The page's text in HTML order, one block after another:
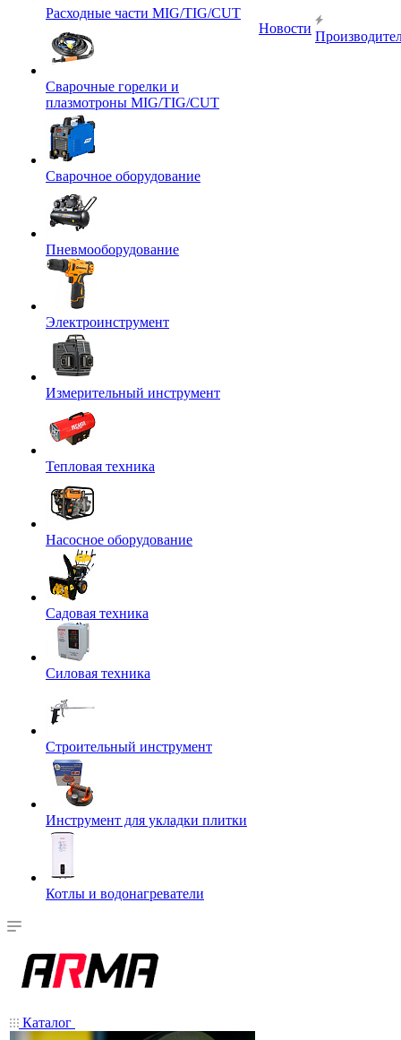
Расходные части MIG/TIG/CUT
Сварочные горелки и
плазмотроны MIG/TIG/CUT
Сварочное оборудование
Пневмооборудование
Электроинструмент
Измерительный инструмент
Тепловая техника
Насосное оборудование
Садовая техника
Силовая техника
Строительный инструмент
Инструмент для укладки плитки
Котлы и водонагреватели
Новости
Каталог